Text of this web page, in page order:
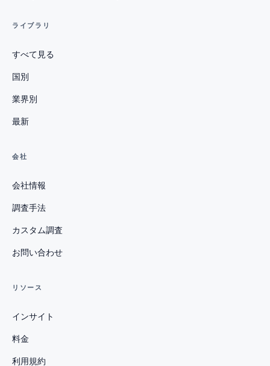
ライブラリ
すべて見る
国別
業界別
最新
会社
会社情報
調査手法
カスタム調査
お問い合わせ
リソース
インサイト
料金
利用規約